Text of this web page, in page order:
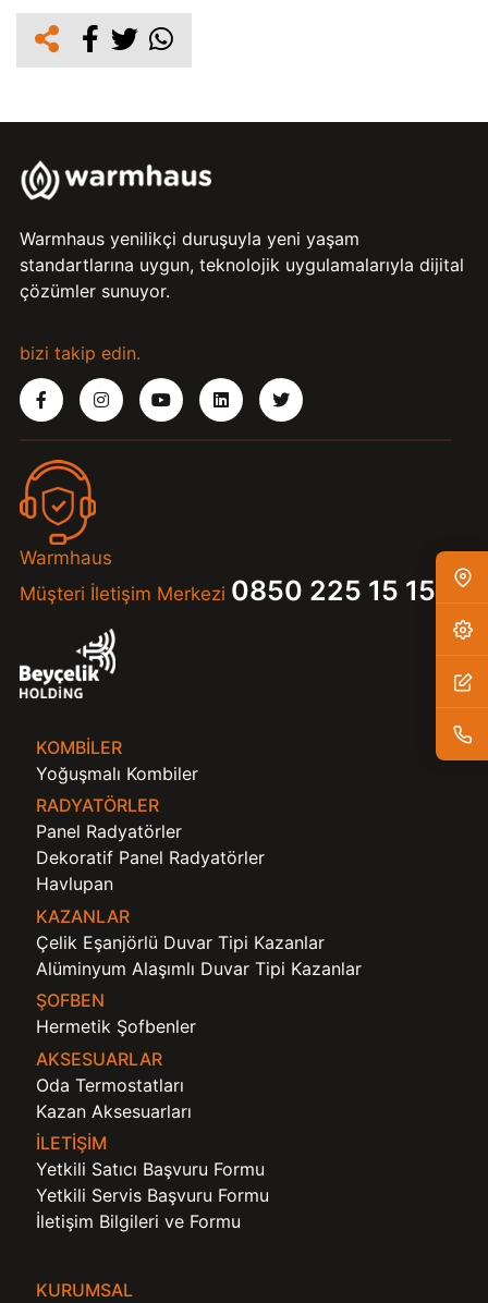
Warmhaus yenilikçi duruşuyla yeni yaşam
standartlarına uygun, teknolojik uygulamalarıyla dijital
çözümler sunuyor.
bizi takip edin.
Warmhaus
Müşteri İletişim Merkezi 0850 225 15 15
KOMBILER
Yoğuşmalı Kombiler
RADYATÖRLER
Panel Radyatörler
Dekoratif Panel Radyatörler
Havlupan
KAZANLAR
Çelik Eşanjörlü Duvar Tipi Kazanlar
Alüminyum Alaşımlı Duvar Tipi Kazanlar
ŞOFBEN
Hermetik Şofbenler
AKSESUARLAR
Oda Termostatları
Kazan Aksesuarları
İLETİŞİM
Yetkili Satıcı Başvuru Formu
Yetkili Servis Başvuru Formu
İletişim Bilgileri ve Formu
KURUMSAL